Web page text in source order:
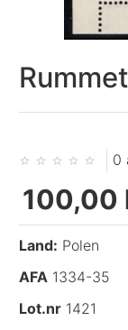
0
100,00
Land: Polen
AFA 1334-35
Lot.nr 1421